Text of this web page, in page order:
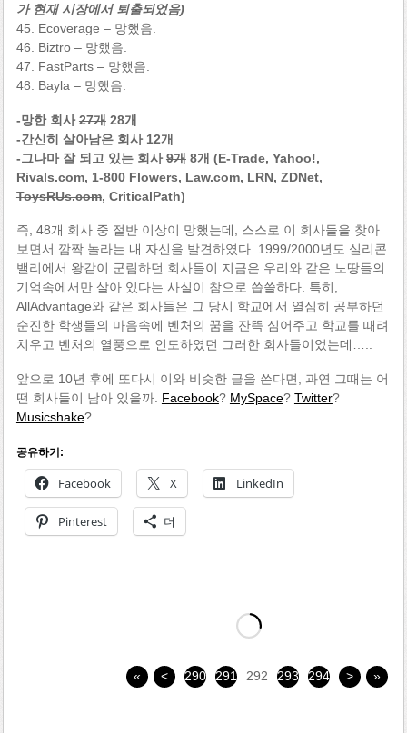
가 현재 시장에서 퇴출되었음)
45. Ecoverage – 망했음.
46. Biztro – 망했음.
47. FastParts – 망했음.
48. Bayla – 망했음.
-망한 회사27개28개
-간신히 살아남은 회사 12개
-그나마 잘 되고 있는 회사9개8개 (E-Trade, Yahoo!,
Rivals.com, 1-800 Flowers, Law.com, LRN, ZDNet,
ToysRUs.com, CriticalPath)
즉, 48개 회사 중 절반 이상이 망했는데, 스스로 이 회사들을 찾아
보면서 깜짝 놀라는 내 자신을 발견하였다. 1999/2000년도 실리콘
밸리에서 왕같이 군림하던 회사들이 지금은 우리와 같은 노땅들의
기억속에서만 살아 있다는 사실이 참으로 씁쓸하다. 특히,
AllAdvantage와 같은 회사들은 그 당시 학교에서 열심히 공부하던
순진한 학생들의 마음속에 벤처의 꿈을 잔뜩 심어주고 학교를 때려
치우고 벤처의 열풍으로 인도하였던 그러한 회사들이었는데…..
앞으로 10년 후에 또다시 이와 비슷한 글을 쓴다면, 과연 그때는 어
떤 회사들이 남아 있을까. Facebook? MySpace? Twitter?
Musicshake?
공유하기:
Facebook X LinkedIn
Pinterest 더
« < 290 291 292 293 294 > »